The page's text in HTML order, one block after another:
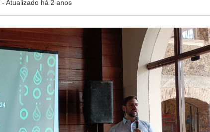
- Atualizado há 2 anos